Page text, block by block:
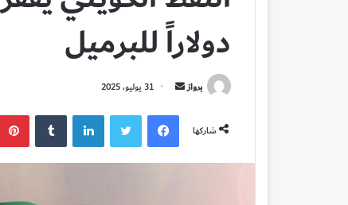
دولاراً للبرميل
برواز
أرسل
إلكترونيا
31 يوليو، 2025
شاركها
فيسبوكتويتر لينكدإن ‏Tumblr